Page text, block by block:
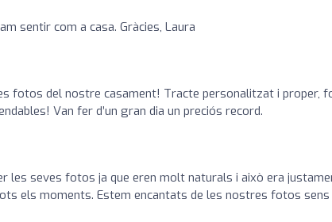
sentir com a casa. Gràcies, Laura
fotos del nostre casament! Tracte personalitzat i proper,
Van fer d’un gran dia un preciós record.
les seves fotos ja que eren molt naturals i això era
els moments. Estem encantats de les nostres fotos sens